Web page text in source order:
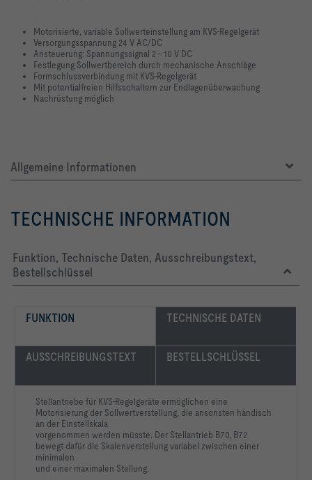
Motorisierte, variable Sollwerteinstellung am KVS-Regelgerät
Versorgungsspannung 24 V AC/DC
Ansteuerung: Spannungssignal 2 – 10 V DC
Festlegung Sollwertbereich durch mechanische Anschläge
Formschlussverbindung mit KVS-Regelgerät
Mit potentialfreien Hilfsschaltern zur Endlagenüberwachung
Nachrüstung möglich
Allgemeine Informationen
TECHNISCHE INFORMATION
Funktion, Technische Daten, Ausschreibungstext,
Bestellschlüssel
FUNKTION TECHNISCHE DATEN
AUSSCHREIBUNGSTEXT BESTELLSCHLÜSSEL
Stellantriebe für KVS-Regelgeräte ermöglichen eine
Motorisierung der Sollwertverstellung, die ansonsten händisch
an der Einstellskala
vorgenommen werden müsste. Der Stellantrieb B70, B72
bewegt dafür die Skalenverstellung variabel zwischen einer
minimalen
und einer maximalen Stellung.